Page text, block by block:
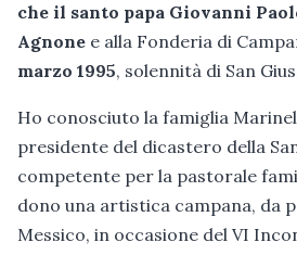
che il santo papa Giovanni
Agnone e alla Fonderia di
marzo 1995, solennità di San
Ho conosciuto la famiglia
presidente del dicastero della
competente per la pastorale
dono una artistica campana, da
Messico, in occasione del VI